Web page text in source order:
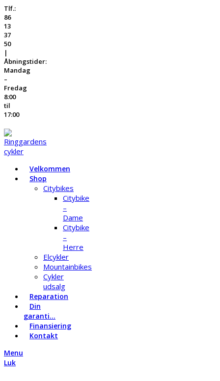
Tlf.:
86
13
37
50
|
Åbningstider:
Mandag
–
Fredag
8:00
til
17:00
Velkommen
Shop
Citybikes
Citybike
–
Dame
Citybike
–
Herre
Elcykler
Mountainbikes
Cykler
udsalg
Reparation
Din
garanti…
Finansiering
Kontakt
Menu
Luk